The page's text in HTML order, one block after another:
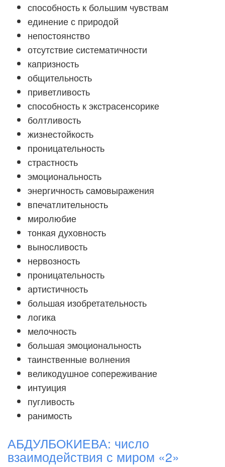
способность к большим чувствам
единение с природой
непостоянство
отсутствие систематичности
капризность
общительность
приветливость
способность к экстрасенсорике
болтливость
жизнестойкость
проницательность
страстность
эмоциональность
энергичность самовыражения
впечатлительность
миролюбие
тонкая духовность
выносливость
нервозность
проницательность
артистичность
большая изобретательность
логика
мелочность
большая эмоциональность
таинственные волнения
великодушное сопереживание
интуиция
пугливость
ранимость
АБДУЛБОКИЕВА: число
взаимодействия с миром «2»